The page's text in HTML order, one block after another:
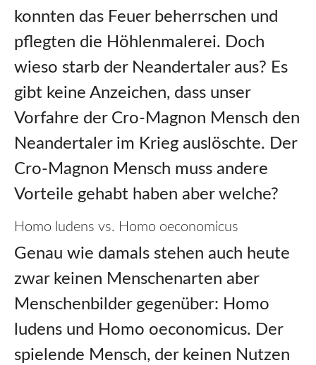
konnten das Feuer beherrschen und
pflegten die Höhlenmalerei. Doch
wieso starb der Neandertaler aus? Es
gibt keine Anzeichen, dass unser
Vorfahre der Cro-Magnon Mensch den
Neandertaler im Krieg auslöschte. Der
Cro-Magnon Mensch muss andere
Vorteile gehabt haben aber welche?
Homo ludens vs. Homo oeconomicus
Genau wie damals stehen auch heute
zwar keinen Menschenarten aber
Menschenbilder gegenüber: Homo
ludens und Homo oeconomicus. Der
spielende Mensch, der keinen Nutzen